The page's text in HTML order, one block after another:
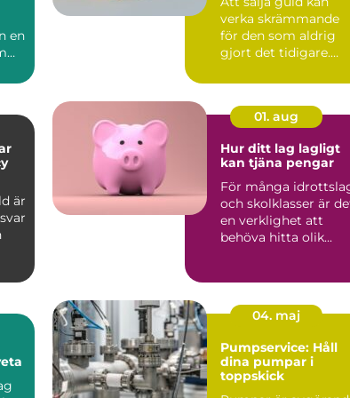
en
verka skrämmande
för den som aldrig
gjort det tidigare.
är
01. aug
Hur ditt lag lagligt
kan tjäna pengar
För många
och skolklasser är
en verklighet att
behöva hitta olik...
04. maj
Pumpservice: Håll
dina pumpar i
toppskick